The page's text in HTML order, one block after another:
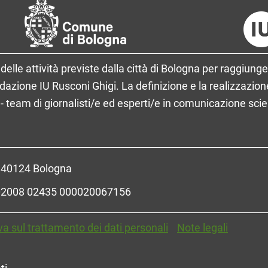
attività previste dalla città di Bologna per
IU Rusconi Ghigi. La definizione e la
team di giornalisti/e ed esperti/e in comunicazione
Bologna
02435 000020067156
sul trattamento dei dati personali Note legali